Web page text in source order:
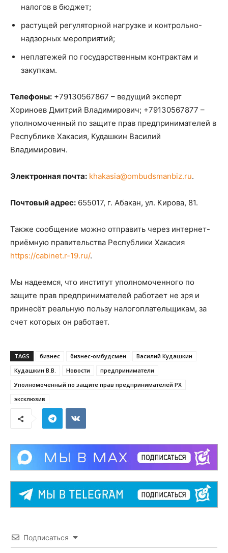
налогов в бюджет;
растущей регуляторной нагрузке и контрольно-
надзорных мероприятий;
неплатежей по государственным контрактам и
закупкам.
Телефоны: +79130567867 – ведущий эксперт
Хориноев Дмитрий Владимирович; +79130567877 –
уполномоченный по защите прав предпринимателей в
Республике Хакасия, Кудашкин Василий
Владимирович.
Электронная почта: khakasia@ombudsmanbiz.ru.
Почтовый адрес: 655017, г. Абакан, ул. Кирова, 81.
Также сообщение можно отправить через интернет-
приёмную правительства Республики Хакасия
https://cabinet.r-19.ru/.
Мы надеемся, что институт уполномоченного по
защите прав предпринимателей работает не зря и
принесёт реальную пользу налогоплательщикам, за
счет которых он работает.
TAGS бизнес бизнес-омбудсмен
Василий Кудашкин
Кудашкин В.В.
Новости
предприниматели
Уполномоченный по защите прав предпринимателей РХ
эксклюзив
Подписаться